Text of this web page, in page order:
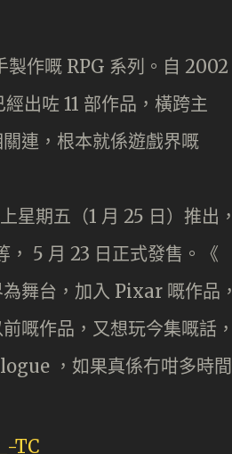
作嘅 RPG 系列。自 2002
出咗 11 部作品，橫跨主
連，根本就係遊戲界嘅
期五（1 月 25 日）推出，
， 5 月 23 日正式發售。《
舞台，加入 Pixar 嘅作品，
嘅作品，又想玩今集嘅話，
，如果真係冇咁多時間